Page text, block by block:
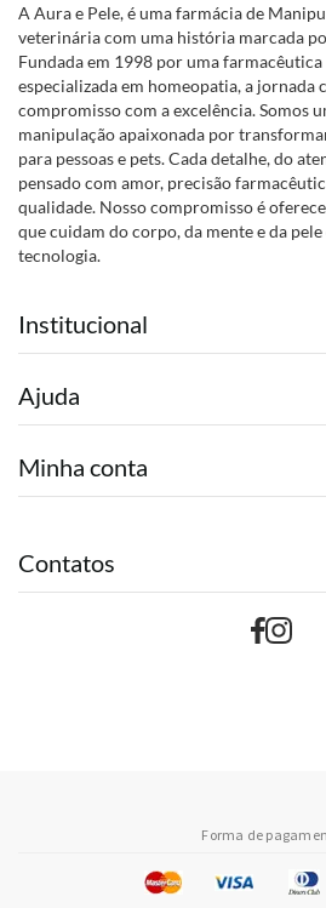
A Aura e Pele, é uma farmácia de
veterinária com uma história marcada
Fundada em 1998 por uma
especializada em homeopatia, a jornada
compromisso com a excelência. Somos
manipulação apaixonada por
para pessoas e pets. Cada detalhe, do
pensado com amor, precisão
qualidade. Nosso compromisso é
que cuidam do corpo, da mente e da
tecnologia.
Institucional
Ajuda
Minha conta
Contatos
Forma de